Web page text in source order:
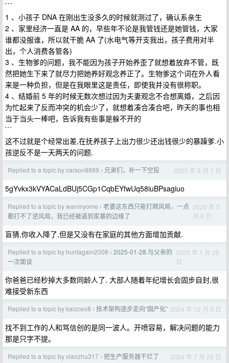
```
1 、小孩子 DNA 在刚出生没多久的时候就测过了，确认系亲生
2 、家里经济一直是 AA 的，早些年不论是我管钱还是她管钱，大家
谁都没服谁，所以就干脆 AA 了(水电气等开支我出，孩子费用对半
出，个人消费各管各)
3 、生物爹的问题，我不能因为孩子开始养歪了就想着放弃不管，既
然把她生下来了就尽力把她养好观念养正了。生物爹这个词在外人看
来是一种负担，但是在我眼里这是责任，即使我并没有很称职。
4 、结婚前 5 年的时候无数次想过因为夫妻观念不合想离婚，之后因
为忙起来了反而冲突的机会少了，就想着凑合凑合吧，昨天的事也相
当于当头一棒吧，告诉我有些事是躲不开的
```
这不过就是个经常出差,在抚养孩子上出力很少还出钱很少的暴躁爹.小
孩逆反不是一天两天的问题.
Replied to a topic by carson8899 › 兄弟们，补一下空投 2025 年 8 月 1 日
5gYvkx3kVYACaLdBUj5CGp1CqbEYfwUq58iuBPsagiuo
Replied to a topic by wanmyome › 老婆这东西只能打顺风局，一点
都打不了逆风局，我已经被逼到家暴的边缘了
2025 年 5
月 6 日
盲猜,你收入降了,但是又没有在家庭的其他方面增加贡献.
Replied to a topic by huntagain2008 › 2025-01-28.与父亲的
一次面谈
2025 年 1 月 29
日
你爸爸已经秒掉大多数同龄人了. 大部人随着年纪增长会固步自封,很
难接受新东西
Replied to a topic by kaizceo8 › 技术架构逐步走向“国产化” 2024 年 12 月 5 日
找不到工作的人和骂信创的是同一波人。开喷容易，解决问题的能力
那是只字不提。
Replied to a topic by xiaozhu317 › 把生产服务器干烂了 2024 年 7 月 26 日